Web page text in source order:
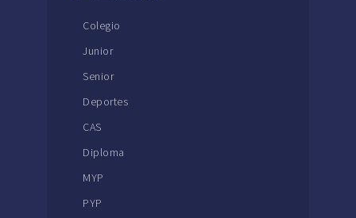
Colegio
Junior
Senior
Deportes
CAS
Diploma
MYP
PYP